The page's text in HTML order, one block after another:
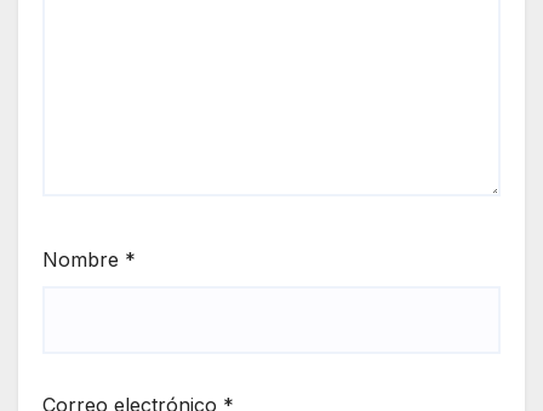
Nombre *
Correo electrónico *